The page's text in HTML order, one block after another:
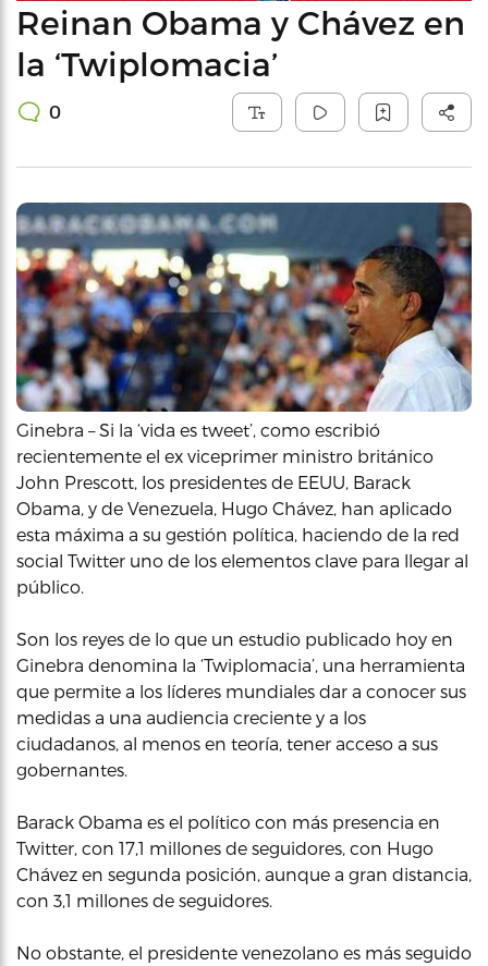
Reinan Obama y Chávez en
la ‘Twiplomacia’
0
Ginebra – Si la ‘vida es tweet’, como escribió
recientemente el ex viceprimer ministro británico
John Prescott, los presidentes de EEUU, Barack
Obama, y de Venezuela, Hugo Chávez, han aplicado
esta máxima a su gestión política, haciendo de la red
social Twitter uno de los elementos clave para llegar al
público.
Son los reyes de lo que un estudio publicado hoy en
Ginebra denomina la ‘Twiplomacia’, una herramienta
que permite a los líderes mundiales dar a conocer sus
medidas a una audiencia creciente y a los
ciudadanos, al menos en teoría, tener acceso a sus
gobernantes.
Barack Obama es el político con más presencia en
Twitter, con 17,1 millones de seguidores, con Hugo
Chávez en segunda posición, aunque a gran distancia,
con 3,1 millones de seguidores.
No obstante, el presidente venezolano es más seguido